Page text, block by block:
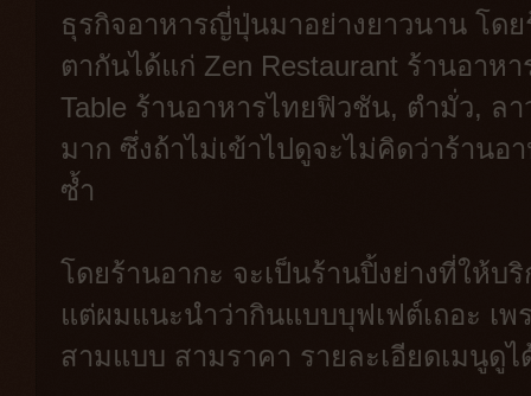
ธุรกิจอาหารญี่ปุ่นมาอย่างยาวนาน โด
ตากันได้แก่ Zen Restaurant ร้านอาห
Table ร้านอาหารไทยฟิวชัน, ตำมั่ว, ล
มาก ซึ่งถ้าไม่เข้าไปดูจะไม่คิดว่าร้านอ
ซ้ำ
โดยร้านอากะ จะเป็นร้านปิ้งย่างที่ให้บ
แต่ผมแนะนำว่ากินแบบบุฟเฟต์เถอะ เ
สามแบบ สามราคา รายละเอียดเมนูดู